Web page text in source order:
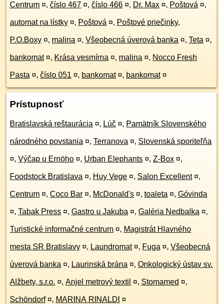
Centrum ¤, číslo 467 ¤, číslo 466 ¤, Dr. Max ¤, Poštová ¤,
automat na lístky ¤, Poštová ¤, Poštové priečinky,
P.O.Boxy ¤, malina ¤, Všeobecná úverová banka ¤, Teta ¤,
bankomat ¤, Krása vesmírna ¤, malina ¤, Nocco Fresh
Pasta ¤, číslo 051 ¤, bankomat ¤, bankomat ¤
Prístupnosť
Bratislavská reštaurácia ¤, Lúč ¤, Pamätník Slovenského
národného povstania ¤, Terranova ¤, Slovenská sporiteľňa
¤, Výčap u Ernöho ¤, Urban Elephants ¤, Z-Box ¤,
Foodstock Bratislava ¤, Huy Vege ¤, Salon Excellent ¤,
Centrum ¤, Coco Bar ¤, McDonald's ¤, toaleta ¤, Góvinda
¤, Tabak Press ¤, Gastro u Jakuba ¤, Galéria Nedbalka ¤,
Turistické informačné centrum ¤, Magistrát Hlavného
mesta SR Bratislavy ¤, Laundromat ¤, Fuga ¤, Všeobecná
úverová banka ¤, Laurinská brána ¤, Onkologický ústav sv.
Alžbety, s.r.o. ¤, Anjel metrový textil ¤, Stomamed ¤,
Schöndorf ¤, MARINA RINALDI ¤